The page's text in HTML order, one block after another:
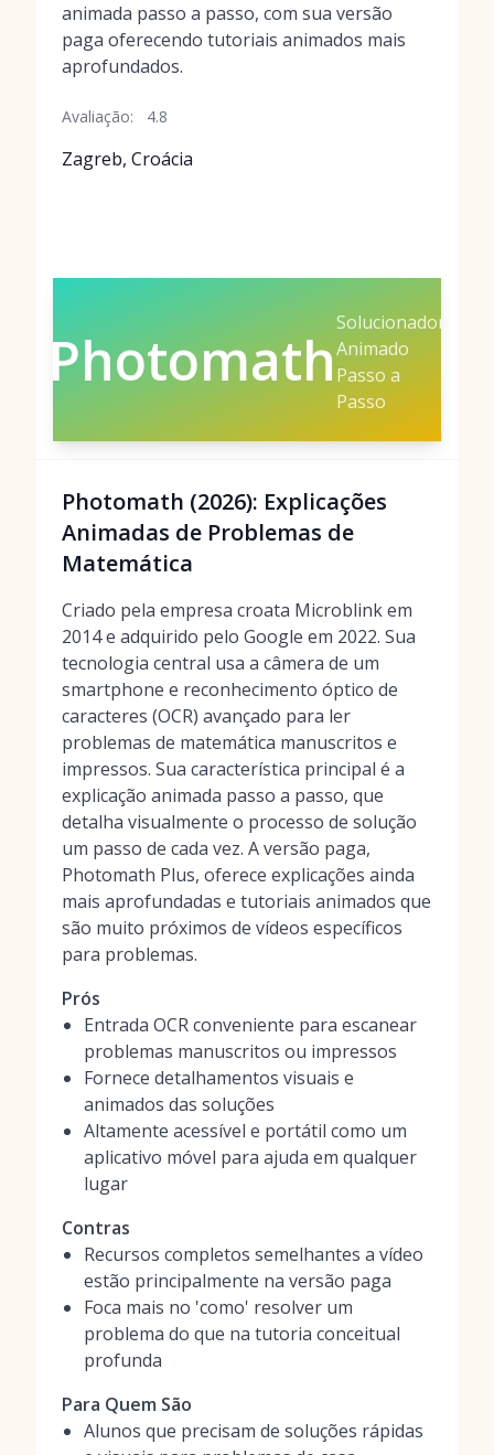
animada passo a passo, com sua versão
paga oferecendo tutoriais animados mais
aprofundados.
Avaliação: 4.8
Zagreb, Croácia
Photomath
Solucionador
Animado
Passo a
Passo
Photomath (2026): Explicações
Animadas de Problemas de
Matemática
Criado pela empresa croata Microblink em
2014 e adquirido pelo Google em 2022. Sua
tecnologia central usa a câmera de um
smartphone e reconhecimento óptico de
caracteres (OCR) avançado para ler
problemas de matemática manuscritos e
impressos. Sua característica principal é a
explicação animada passo a passo, que
detalha visualmente o processo de solução
um passo de cada vez. A versão paga,
Photomath Plus, oferece explicações ainda
mais aprofundadas e tutoriais animados que
são muito próximos de vídeos específicos
para problemas.
Prós
Entrada OCR conveniente para escanear
problemas manuscritos ou impressos
Fornece detalhamentos visuais e
animados das soluções
Altamente acessível e portátil como um
aplicativo móvel para ajuda em qualquer
lugar
Contras
Recursos completos semelhantes a vídeo
estão principalmente na versão paga
Foca mais no 'como' resolver um
problema do que na tutoria conceitual
profunda
Para Quem São
Alunos que precisam de soluções rápidas